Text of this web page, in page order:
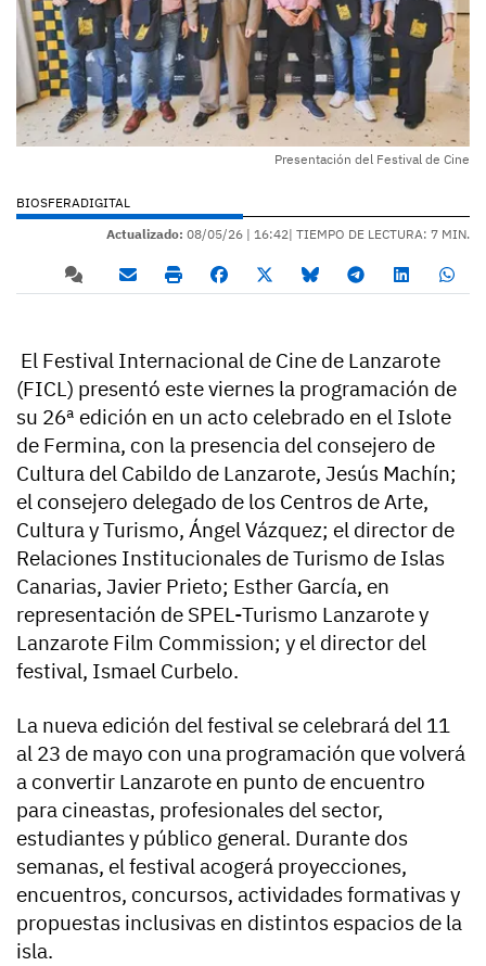
Presentación del Festival de Cine
BIOSFERADIGITAL
Actualizado: 08/05/26 | 16:42| TIEMPO DE LECTURA: 7 MIN.
El Festival Internacional de Cine de Lanzarote
(FICL) presentó este viernes la programación de
su 26ª edición en un acto celebrado en el Islote
de Fermina, con la presencia del consejero de
Cultura del Cabildo de Lanzarote, Jesús Machín;
el consejero delegado de los Centros de Arte,
Cultura y Turismo, Ángel Vázquez; el director de
Relaciones Institucionales de Turismo de Islas
Canarias, Javier Prieto; Esther García, en
representación de SPEL-Turismo Lanzarote y
Lanzarote Film Commission; y el director del
festival, Ismael Curbelo.
La nueva edición del festival se celebrará del 11
al 23 de mayo con una programación que volverá
a convertir Lanzarote en punto de encuentro
para cineastas, profesionales del sector,
estudiantes y público general. Durante dos
semanas, el festival acogerá proyecciones,
encuentros, concursos, actividades formativas y
propuestas inclusivas en distintos espacios de la
isla.